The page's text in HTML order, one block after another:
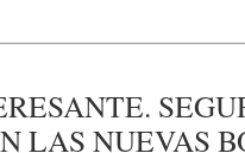
LAS NUEVAS